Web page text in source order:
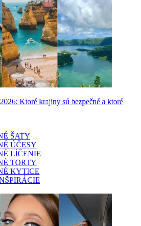
Ktoré krajiny sú bezpečné a ktoré
ŠATY
ÚČESY
LÍČENIE
TORTY
KYTICE